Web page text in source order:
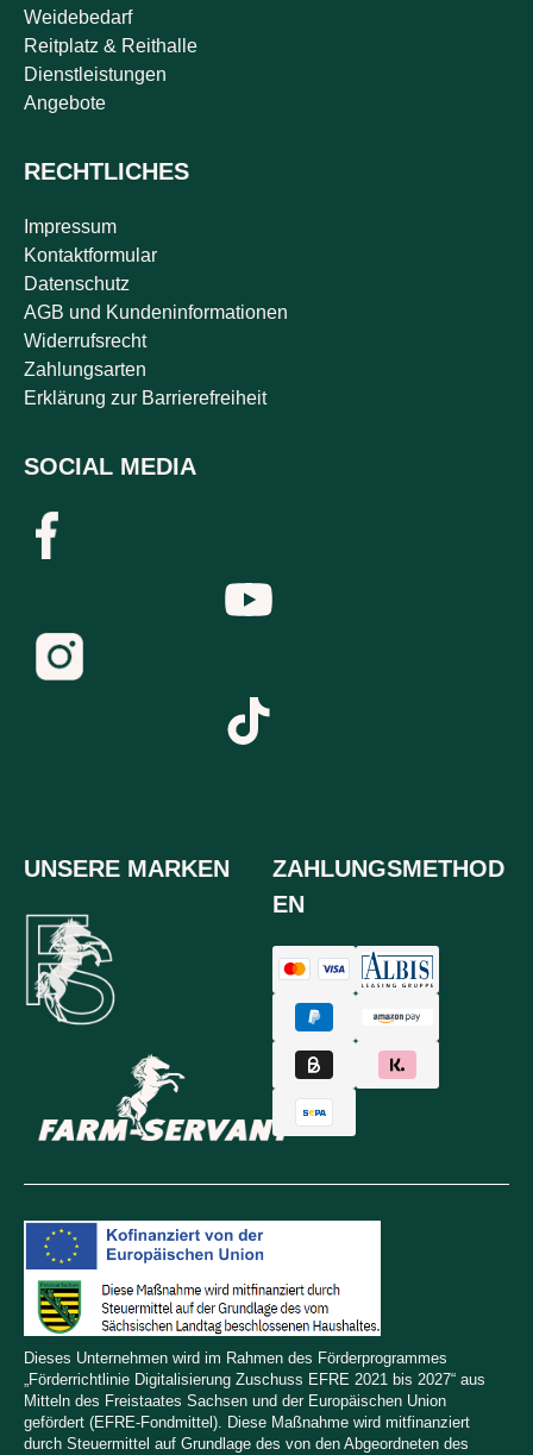
Weidebedarf
Reitplatz & Reithalle
Dienstleistungen
Angebote
RECHTLICHES
Impressum
Kontaktformular
Datenschutz
AGB und Kundeninformationen
Widerrufsrecht
Zahlungsarten
Erklärung zur Barrierefreiheit
SOCIAL MEDIA
UNSERE MARKEN
ZAHLUNGSMETHOD
EN
Dieses Unternehmen wird im Rahmen des Förderprogrammes
„Förderrichtlinie Digitalisierung Zuschuss EFRE 2021 bis 2027“ aus
Mitteln des Freistaates Sachsen und der Europäischen Union
gefördert (EFRE-Fondmittel). Diese Maßnahme wird mitfinanziert
durch Steuermittel auf Grundlage des von den Abgeordneten des